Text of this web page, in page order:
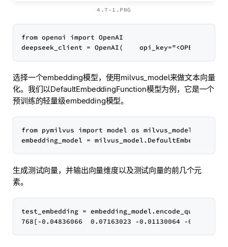
4.7-1.PNG
from openai import OpenAI
选择一个embedding模型，使用milvus_model来做文本向量
化。我们以DefaultEmbeddingFunction模型为例，它是一个
预训练的轻量级embedding模型。
from pymilvus import model as milvus_model
生成测试向量，并输出向量维度以及测试向量的前几个元
素。
test_embedding =